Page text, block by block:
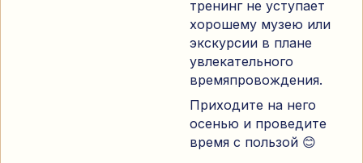
тренинг не уступает
хорошему музею или
экскурсии в плане
увлекательного
времяпровождения.
Приходите на него
осенью и проведите
время с пользой 😊